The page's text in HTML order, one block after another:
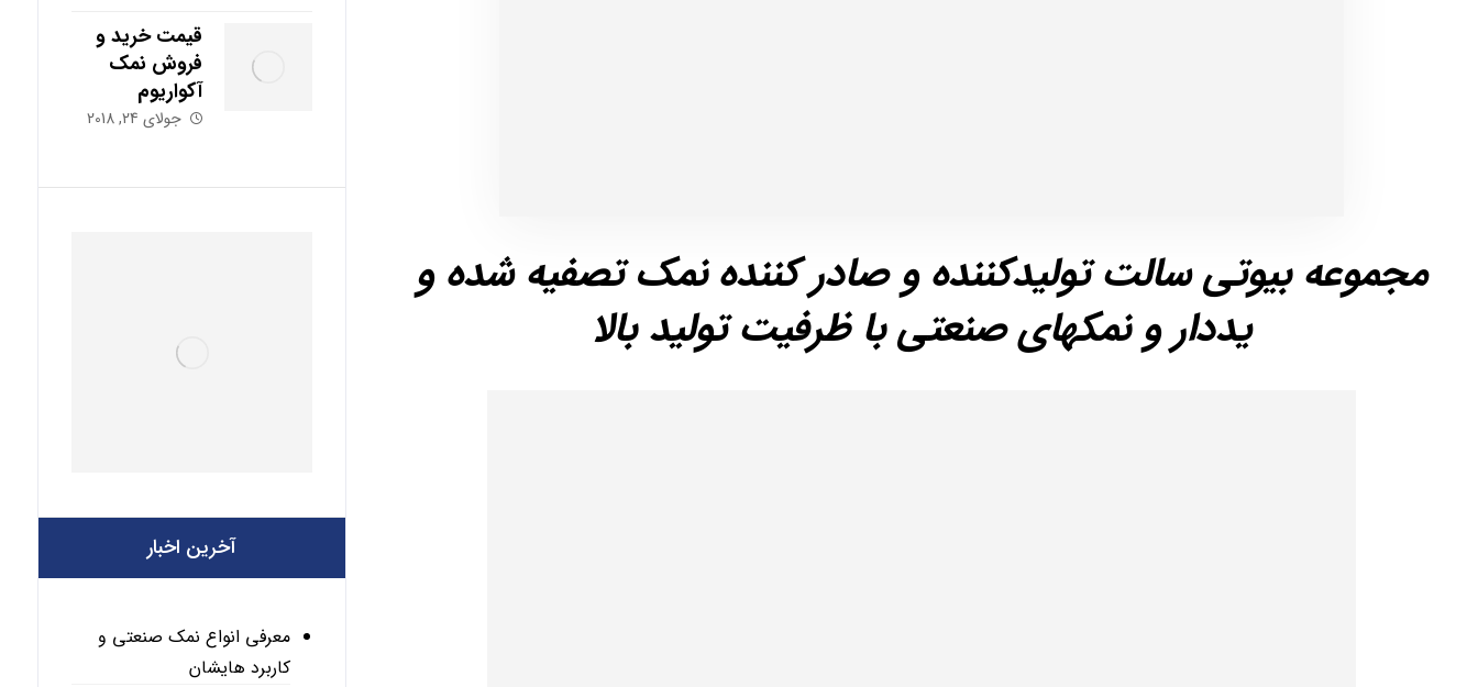
مجموعه بیوتی سالت تولیدکننده و صادر کننده نمک تصفیه شده و
یددار و نمکهای صنعتی با ظرفیت تولید بالا
قیمت خرید و
فروش نمک
آکواریوم
جولای 24, 2018
آخرین اخبار
معرفی انواع نمک صنعتی و
کاربرد هایشان